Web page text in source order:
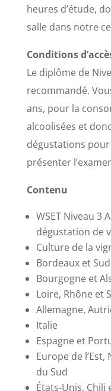
heures d’étude,
salle dans notre
Conditions
Le diplôme de
recommandé.
ans, pour la
alcoolisées et
dégustations
présenter
Contenu
WSET Niveau 3
dégustation de
Culture de la
Bordeaux et
Bourgogne et
Loire, Rhône et
Allemagne,
Italie
Espagne et
Europe de
du Sud
États-Unis, Chili